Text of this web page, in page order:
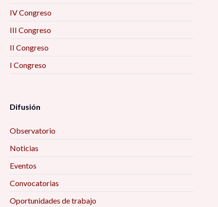
IV Congreso
III Congreso
II Congreso
I Congreso
Difusión
Observatorio
Noticias
Eventos
Convocatorias
Oportunidades de trabajo